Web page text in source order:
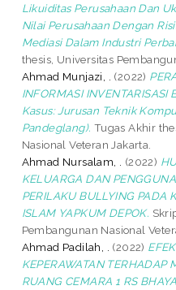
Likuiditas Perusahaan Dan
Nilai Perusahaan Dengan
Mediasi Dalam Industri
thesis, Universitas
Ahmad Munjazi, .
(2022)
INFORMASI INVENTARISASI
Kasus: Jurusan Teknik
Pandeglang). Tugas Akhir
Nasional Veteran Jakarta.
Ahmad Nursalam, .
(2022)
KELUARGA DAN
PERILAKU BULLYING PADA
ISLAM YAPKUM DEPOK.
Pembangunan Nasional
Ahmad Padilah, .
(2022)
KEPERAWATAN TERHADAP
RUANG CEMARA 1 RS